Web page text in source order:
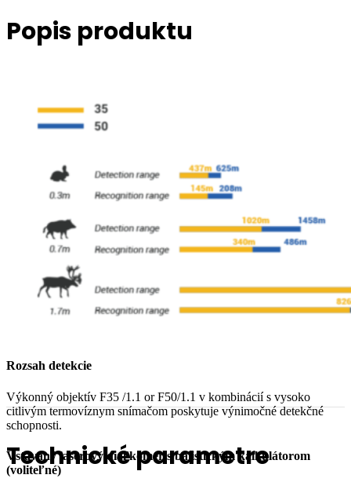
Popis produktu
Rozsah detekcie
Výkonný objektív F35 /1.1 or F50/1.1 v kombinácií s vysoko
citlivým termovíznym snímačom poskytuje výnimočné detekčné
schopnosti.
Vstavaný laserový diaľkomer s balistickým kalkulátorom
(voliteľné)
Technické parametre